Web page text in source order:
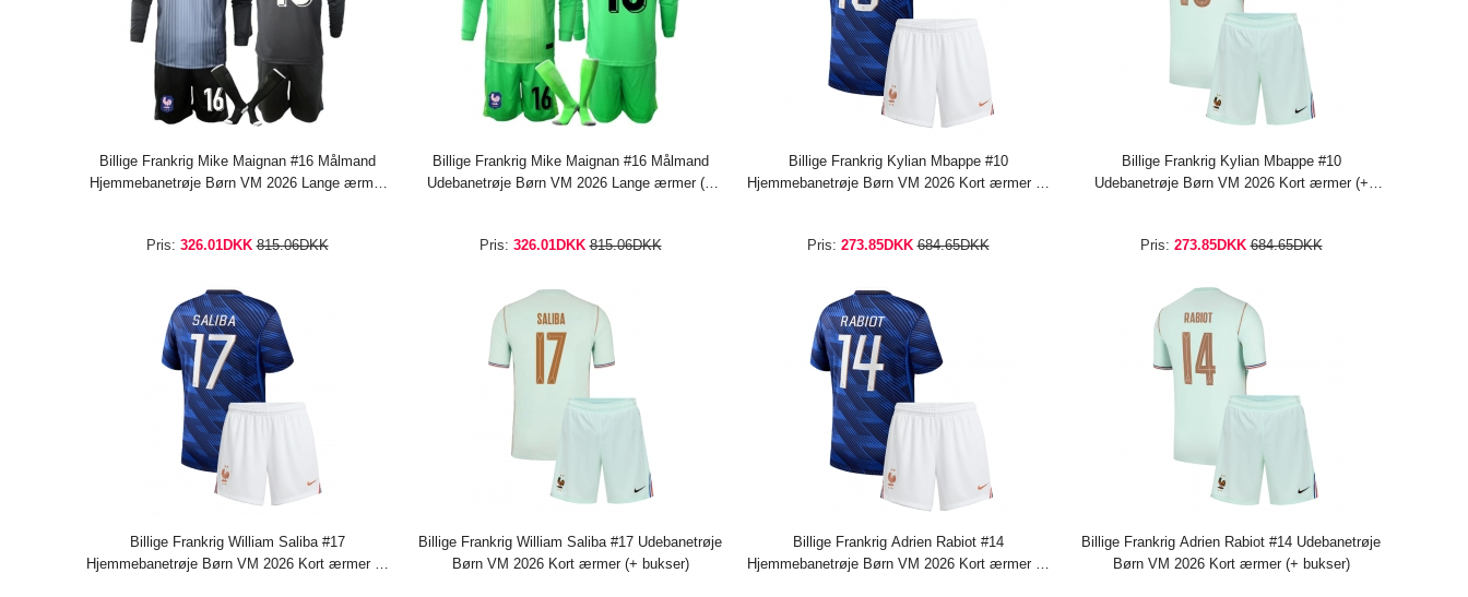
Billige Frankrig Mike Maignan #16 Målmand
Hjemmebanetrøje Børn VM 2026 Lange ærmer
Pris: 326.01DKK 815.06DKK
Billige Frankrig Mike Maignan #16 Målmand
Udebanetrøje Børn VM 2026 Lange ærmer (+
Pris: 326.01DKK 815.06DKK
Billige Frankrig Kylian Mbappe #10
Hjemmebanetrøje Børn VM 2026 Kort ærmer (+
Pris: 273.85DKK 684.65DKK
Billige Frankrig Kylian Mbappe #10
Udebanetrøje Børn VM 2026 Kort ærmer (+
Pris: 273.85DKK 684.65DKK
Billige Frankrig William Saliba #17
Hjemmebanetrøje Børn VM 2026 Kort ærmer (+
Billige Frankrig William Saliba #17 Udebanetrøje
Børn VM 2026 Kort ærmer (+ bukser)
Billige Frankrig Adrien Rabiot #14
Hjemmebanetrøje Børn VM 2026 Kort ærmer (+
Billige Frankrig Adrien Rabiot #14 Udebanetrøje
Børn VM 2026 Kort ærmer (+ bukser)